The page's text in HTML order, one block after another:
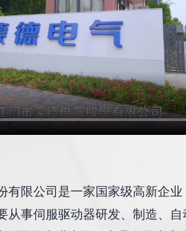
有限公司是一家国家级高新企
从事伺服驱动器研发、制造、